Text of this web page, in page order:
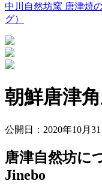
中川自然坊窯 唐津焼
グ）
朝鮮唐津角
公開日：2020年10月31
唐津自然坊に
Jinebo